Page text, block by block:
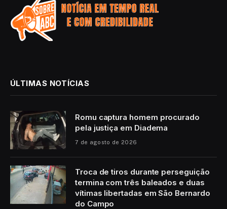
ÚLTIMAS NOTÍCIAS
Romu captura homem procurado
pela justiça em Diadema
7 de agosto de 2026
Troca de tiros durante perseguição
termina com três baleados e duas
vítimas libertadas em São Bernardo
do Campo